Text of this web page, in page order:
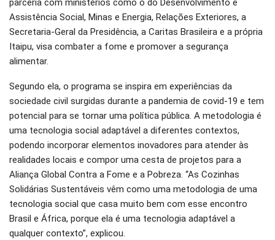
parceria com ministérios como o do Desenvolvimento e
Assistência Social, Minas e Energia, Relações Exteriores, a
Secretaria-Geral da Presidência, a Caritas Brasileira e a própria
Itaipu, visa combater a fome e promover a segurança
alimentar.
Segundo ela, o programa se inspira em experiências da
sociedade civil surgidas durante a pandemia de covid-19 e tem
potencial para se tornar uma política pública. A metodologia é
uma tecnologia social adaptável a diferentes contextos,
podendo incorporar elementos inovadores para atender às
realidades locais e compor uma cesta de projetos para a
Aliança Global Contra a Fome e a Pobreza. “As Cozinhas
Solidárias Sustentáveis vêm como uma metodologia de uma
tecnologia social que casa muito bem com esse encontro
Brasil e África, porque ela é uma tecnologia adaptável a
qualquer contexto”, explicou.